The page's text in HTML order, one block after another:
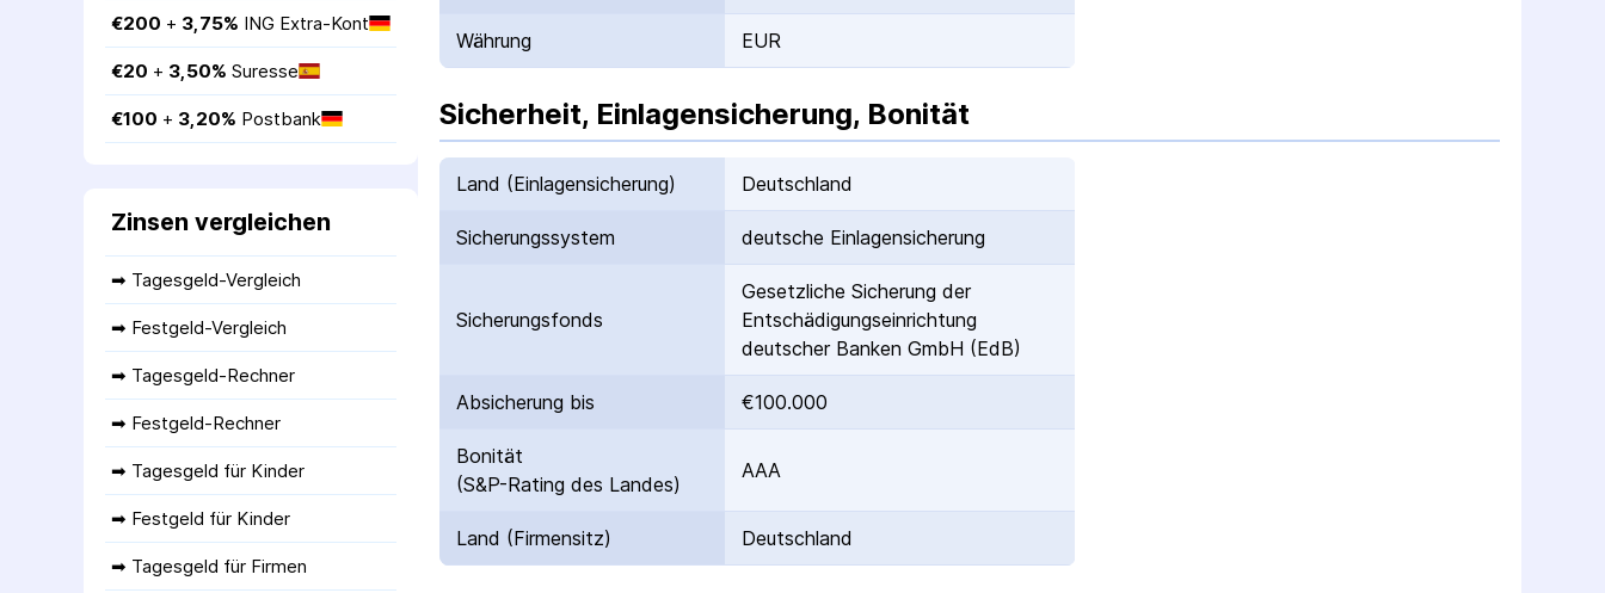
€200 + 3,75% ING Extra-Kont
€20 + 3,50% Suresse
€100 + 3,20% Postbank
Zinsen vergleichen
➡ Tagesgeld-Vergleich
➡ Festgeld-Vergleich
➡ Tagesgeld-Rechner
➡ Festgeld-Rechner
➡ Tagesgeld für Kinder
➡ Festgeld für Kinder
➡ Tagesgeld für Firmen
Währung EUR
Sicherheit, Einlagensicherung, Bonität
Land (Einlagen­sicherung) Deutschland
Sicherungs­system deutsche Einlagen­sicherung
Sicherungs­fonds
Gesetzliche Sicherung der
Entschädigungs­einrichtung
deutscher Banken GmbH (EdB)
Absicherung bis €100.000
Bonität
(S&P-Rating des Landes)
AAA
Land (Firmensitz) Deutschland